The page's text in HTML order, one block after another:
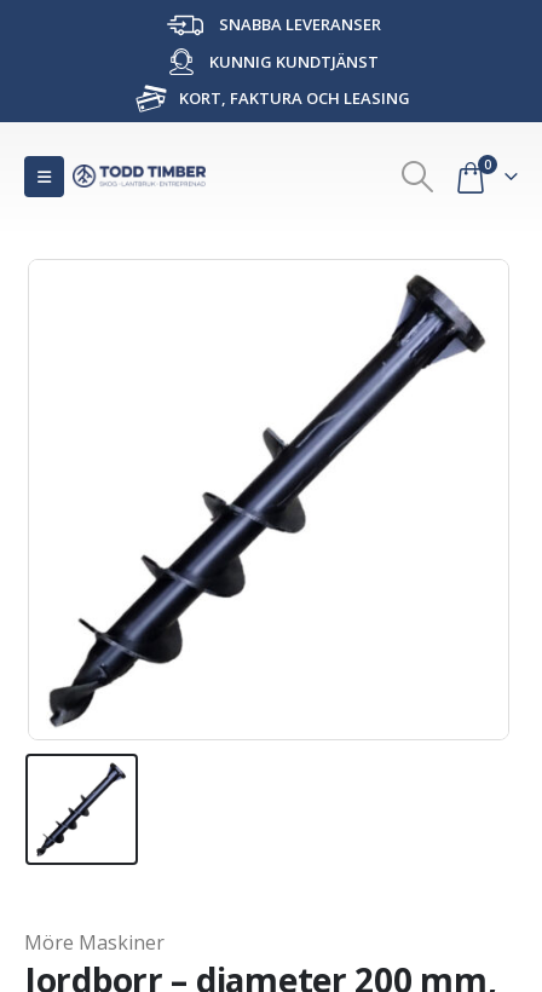
SNABBA LEVERANSER
KUNNIG KUNDTJÄNST
KORT, FAKTURA OCH LEASING
0
Möre Maskiner
Jordborr – diameter 200 mm,